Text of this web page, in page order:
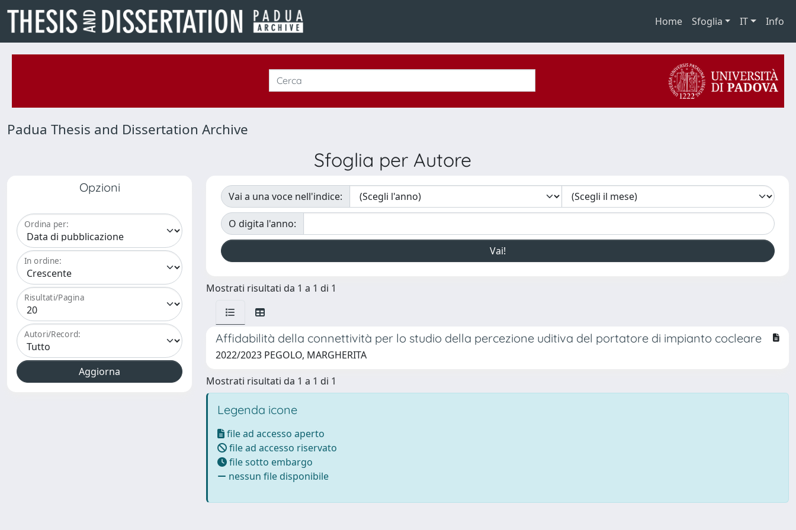
Home Sfoglia IT Info
Padua Thesis and Dissertation Archive
Sfoglia per Autore
Opzioni
Ordina per:
In ordine:
Risultati/Pagina
Autori/Record:
Vai a una voce nell'indice:
O digita l'anno:
Mostrati risultati da 1 a 1 di 1
Affidabilità della connettività per lo studio della percezione uditiva del portatore di impianto cocleare
2022/2023 PEGOLO, MARGHERITA
Mostrati risultati da 1 a 1 di 1
Legenda icone
file ad accesso aperto
file ad accesso riservato
file sotto embargo
nessun file disponibile